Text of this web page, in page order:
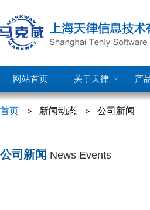
网站首页 关于天律 产
首页 新闻动态 公司新闻
公司新闻 News Events